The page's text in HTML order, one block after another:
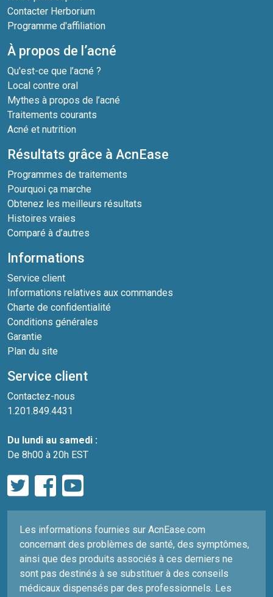
Contacter Herborium
Programme d'affiliation
À propos de l’acné
Qu'est-ce que l’acné ?
Local contre oral
Mythes à propos de l’acné
Traitements courants
Acné et nutrition
Résultats grâce à AcnEase
Programmes de traitements
Pourquoi ça marche
Obtenez les meilleurs résultats
Histoires vraies
Comparé à d’autres
Informations
Service client
Informations relatives aux commandes
Charte de confidentialité
Conditions générales
Garantie
Plan du site
Service client
Contactez-nous
1.201.849.4431
Du lundi au samedi :
De 8h00 à 20h EST
Les informations fournies sur AcnEase.com
concernant des problèmes de santé, des symptômes,
ainsi que des produits associés à ces derniers ne
sont pas destinés à se substituer à des conseils
médicaux dispensés par des professionnels. Les